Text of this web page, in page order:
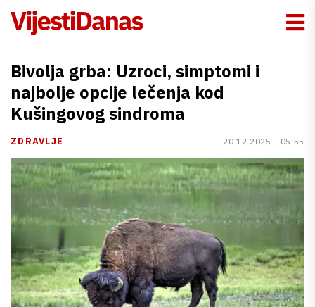
Bivolja grba: Uzroci, simptomi i
najbolje opcije lečenja kod
Kušingovog sindroma
ZDRAVLJE 20.12.2025 - 05:55